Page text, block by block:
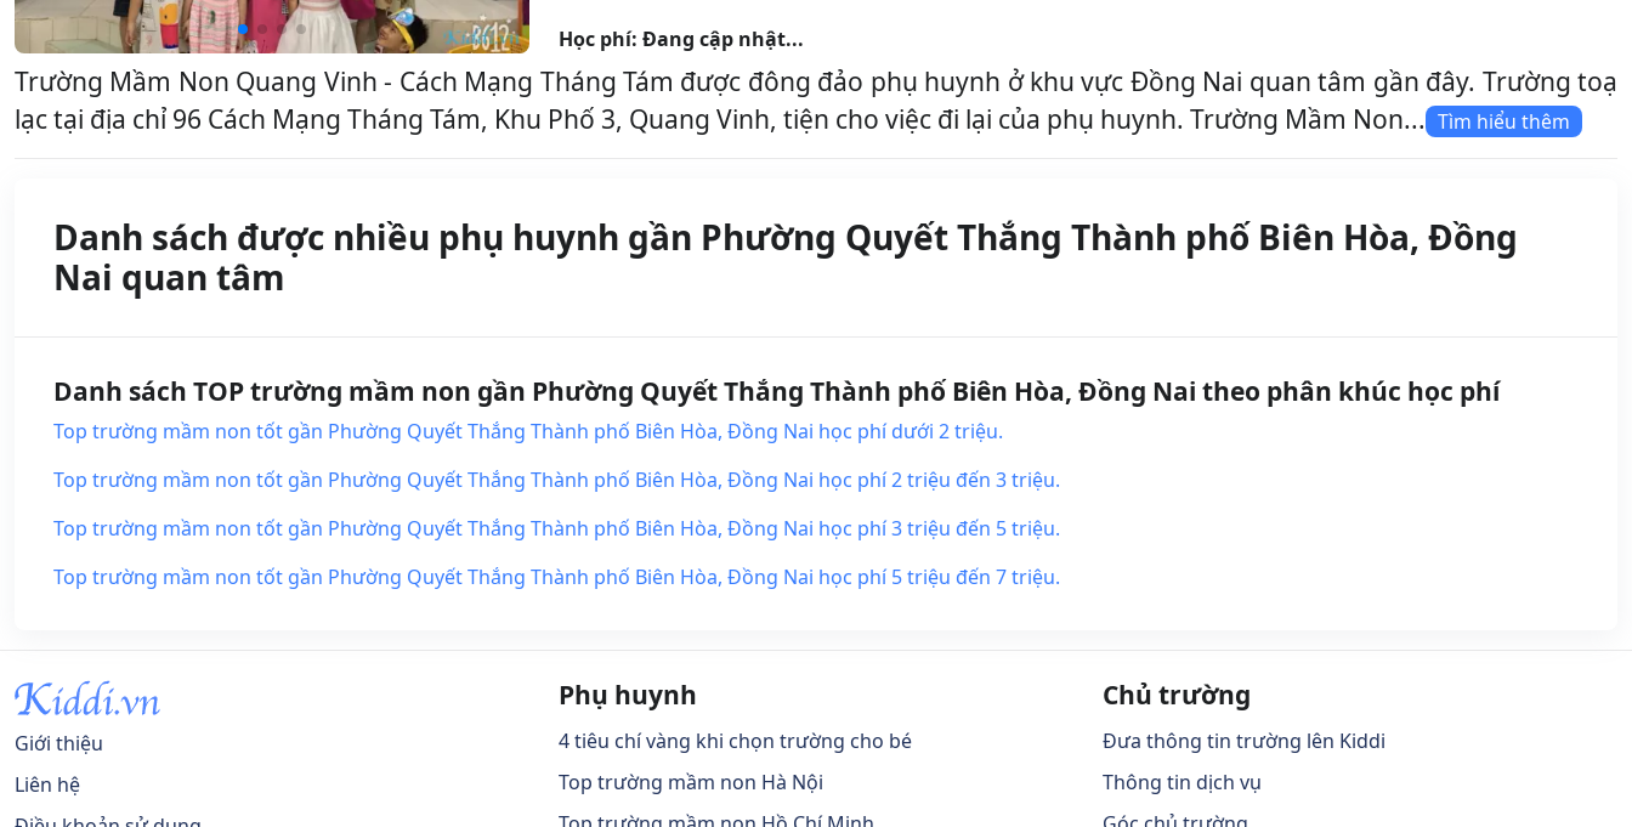
Học phí: Đang cập nhật...
Trường Mầm Non Quang Vinh - Cách Mạng Tháng Tám được đông đảo phụ huynh ở khu vực Đồng Nai quan tâm gần đây. Trường toạ
lạc tại địa chỉ 96 Cách Mạng Tháng Tám, Khu Phố 3, Quang Vinh, tiện cho việc đi lại của phụ huynh. Trường Mầm Non... Tìm hiểu thêm
Danh sách được nhiều phụ huynh gần Phường Quyết Thắng Thành phố Biên Hòa, Đồng
Nai quan tâm
Danh sách TOP trường mầm non gần Phường Quyết Thắng Thành phố Biên Hòa, Đồng Nai theo phân khúc học phí
Top trường mầm non tốt gần Phường Quyết Thắng Thành phố Biên Hòa, Đồng Nai học phí dưới 2 triệu.
Top trường mầm non tốt gần Phường Quyết Thắng Thành phố Biên Hòa, Đồng Nai học phí 2 triệu đến 3 triệu.
Top trường mầm non tốt gần Phường Quyết Thắng Thành phố Biên Hòa, Đồng Nai học phí 3 triệu đến 5 triệu.
Top trường mầm non tốt gần Phường Quyết Thắng Thành phố Biên Hòa, Đồng Nai học phí 5 triệu đến 7 triệu.
Giới thiệu
Liên hệ
Phụ huynh
4 tiêu chí vàng khi chọn trường cho bé
Top trường mầm non Hà Nội
Chủ trường
Đưa thông tin trường lên Kiddi
Thông tin dịch vụ